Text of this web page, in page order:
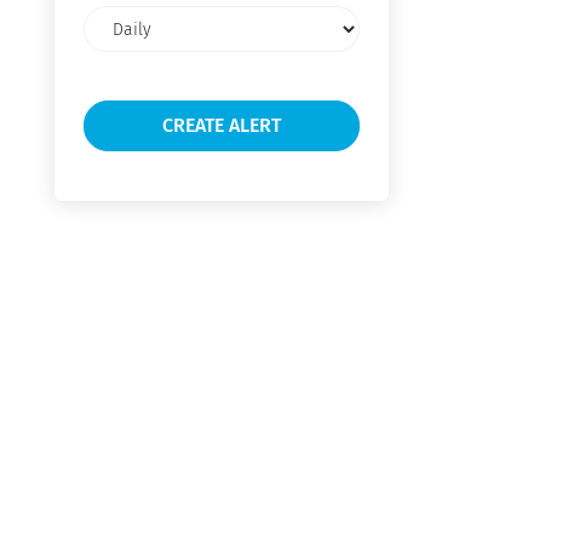
frequency